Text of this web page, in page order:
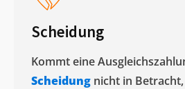
Scheidung
Kommt eine
Scheidung nicht in